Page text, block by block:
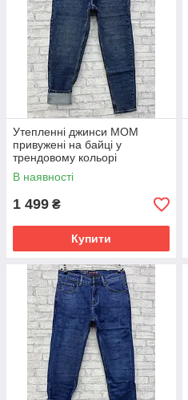
Утепленні джинси MOM
привужені на байці у
трендовому кольорі
В наявності
1 499 ₴
Купити